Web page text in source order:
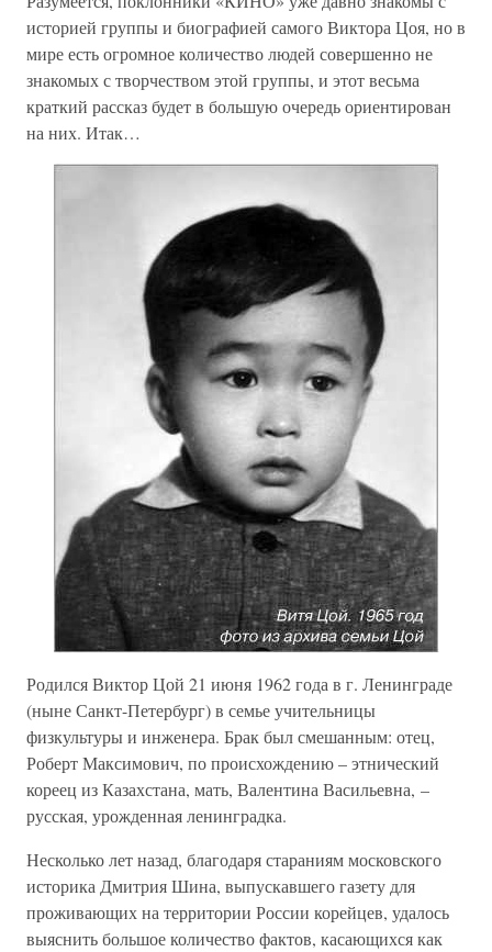
историей группы и биографией самого Виктора Цоя, но в
мире есть огромное количество людей совершенно не
знакомых с творчеством этой группы, и этот весьма
краткий рассказ будет в большую очередь ориентирован
на них. Итак…
Родился Виктор Цой 21 июня 1962 года в г. Ленинграде
(ныне Санкт-Петербург) в семье учительницы
физкультуры и инженера. Брак был смешанным: отец,
Роберт Максимович, по происхождению – этнический
кореец из Казахстана, мать, Валентина Васильевна, –
русская, урожденная ленинградка.
Несколько лет назад, благодаря стараниям московского
историка Дмитрия Шина, выпускавшего газету для
проживающих на территории России корейцев, удалось
выяснить большое количество фактов, касающихся как